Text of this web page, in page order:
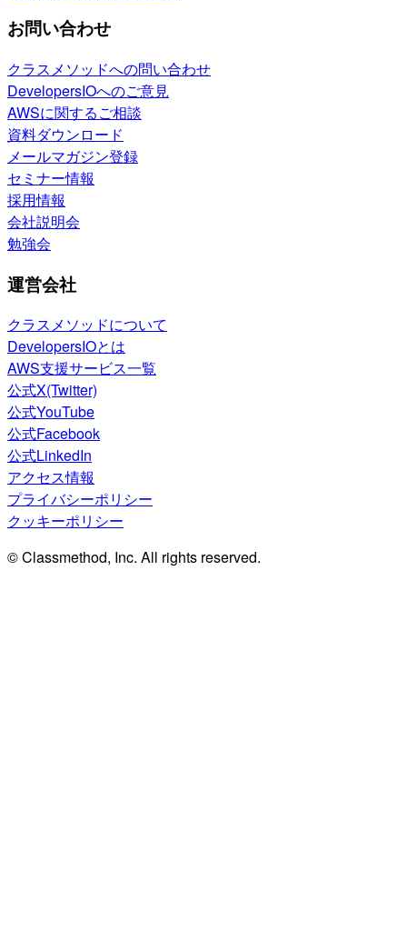
お問い合わせ
クラスメソッドへの問い合わせ
DevelopersIOへのご意見
AWSに関するご相談
資料ダウンロード
メールマガジン登録
セミナー情報
採用情報
会社説明会
勉強会
運営会社
クラスメソッドについて
DevelopersIOとは
AWS支援サービス一覧
公式X(Twitter)
公式YouTube
公式Facebook
公式LinkedIn
アクセス情報
プライバシーポリシー
クッキーポリシー
© Classmethod, Inc. All rights reserved.